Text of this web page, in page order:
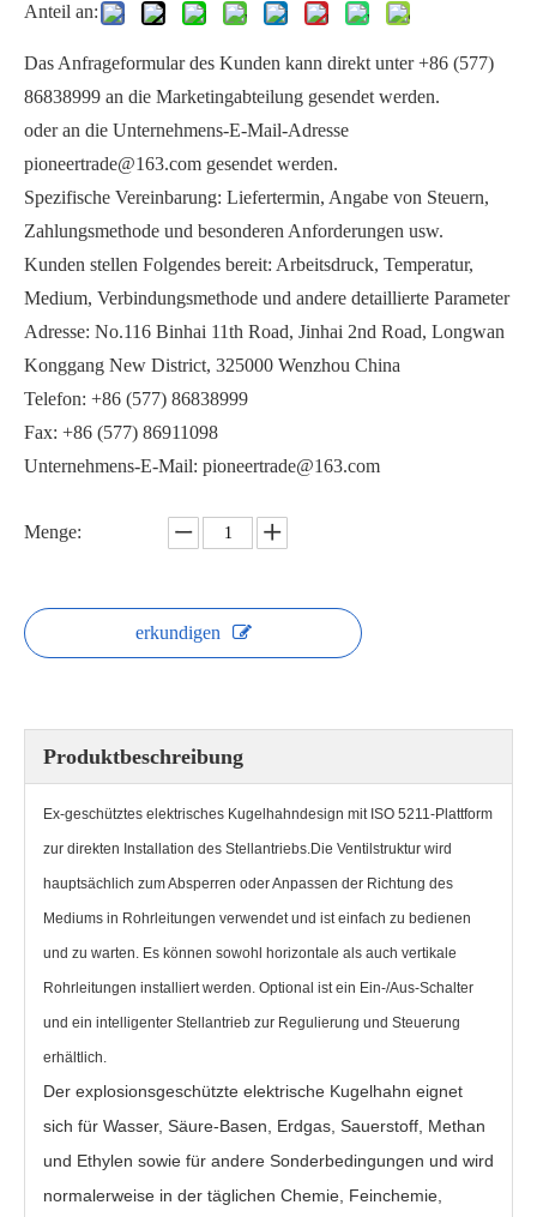
2000PSI Hochdruck-Kugelhahn 1000PSI Kugelhahn PQ6C1F
3PC Kugelhahn Q21F
1000PSI Kugelhahn mit Gewindeende PQ11PPL Kugelhahn-Schweißmuffe PQ6C1F
Anteil an:
Das Anfrageformular des Kunden kann direkt unter +86 (577)
86838999 an die Marketingabteilung gesendet werden.
oder an die Unternehmens-E-Mail-Adresse
pioneertrade@163.com gesendet werden.
Spezifische Vereinbarung: Liefertermin, Angabe von Steuern,
Zahlungsmethode und besonderen Anforderungen usw.
Kunden stellen Folgendes bereit: Arbeitsdruck, Temperatur,
Medium, Verbindungsmethode und andere detaillierte Parameter
Adresse: No.116 Binhai 11th Road, Jinhai 2nd Road, Longwan
Konggang New District, 325000 Wenzhou China
Telefon: +86 (577) 86838999
Fax: +86 (577) 86911098
Unternehmens-E-Mail: pioneertrade@163.com
Menge:
erkundigen
Produktbeschreibung
Ex-geschütztes elektrisches Kugelhahndesign mit ISO 5211-Plattform
zur direkten Installation des Stellantriebs.Die Ventilstruktur wird
hauptsächlich zum Absperren oder Anpassen der Richtung des
Mediums in Rohrleitungen verwendet und ist einfach zu bedienen
und zu warten. Es können sowohl horizontale als auch vertikale
Rohrleitungen installiert werden. Optional ist ein Ein-/Aus-Schalter
und ein intelligenter Stellantrieb zur Regulierung und Steuerung
erhältlich.
Der explosionsgeschützte elektrische Kugelhahn eignet
sich für Wasser, Säure-Basen, Erdgas, Sauerstoff, Methan
und Ethylen sowie für andere Sonderbedingungen und wird
normalerweise in der täglichen Chemie, Feinchemie,